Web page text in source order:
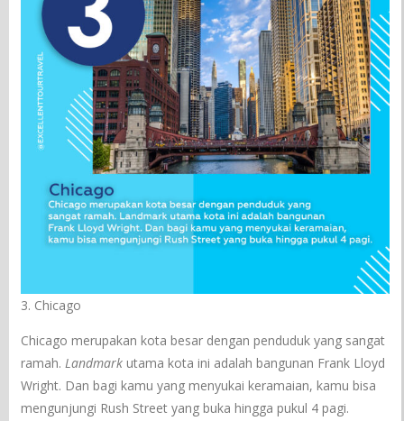
3. Chicago
Chicago merupakan kota besar dengan penduduk yang sangat
ramah.Landmark utama kota ini adalah bangunan Frank Lloyd
Wright. Dan bagi kamu yang menyukai keramaian, kamu bisa
mengunjungi Rush Street yang buka hingga pukul 4 pagi.